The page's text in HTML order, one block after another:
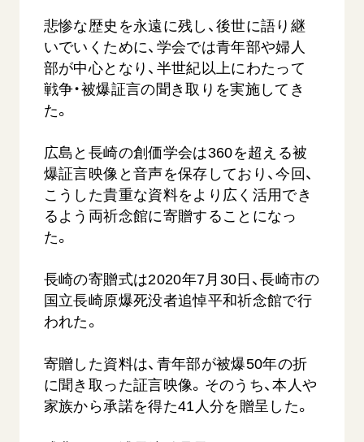
第2代会長・戸田城聖先生
第3代会長・池田大作先生
彼岸
展示活動
教育本部の活動
図書贈呈
会長・理事長・各部長の紹介
沿革
略年表
入会について
関連団体
道府県中心会館
小説『新・人間革命』『人間革命』要旨
御書検索［新版］
関連リンク
創価学会総本部
墓地公園・納骨堂
聖教電子版
soka youth media
Soka Gakkai グローバルサイト
SGIピースサイト
ご意見
ご利用にあたって
すべて見る
悲惨な歴史を永遠に残し、後世に語り継
いでいくために、学会では青年部や婦人
部が中心となり、半世紀以上にわたって
戦争・被爆証言の聞き取りを実施してき
た。
広島と長崎の創価学会は360を超える被
爆証言映像と音声を保存しており、今回、
こうした貴重な資料をより広く活用でき
るよう両祈念館に寄贈することになっ
た。
長崎の寄贈式は2020年7月30日、長崎市の
国立長崎原爆死没者追悼平和祈念館で行
われた。
寄贈した資料は、青年部が被爆50年の折
に聞き取った証言映像。そのうち、本人や
家族から承諾を得た41人分を贈呈した。